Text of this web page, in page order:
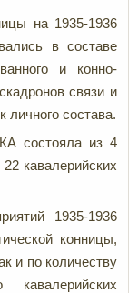
на 1935-1936
в составе
и конно-
связи и
личного состава.
состояла из 4
кавалерийских
1935-1936
конницы,
и по количеству
кавалерийских